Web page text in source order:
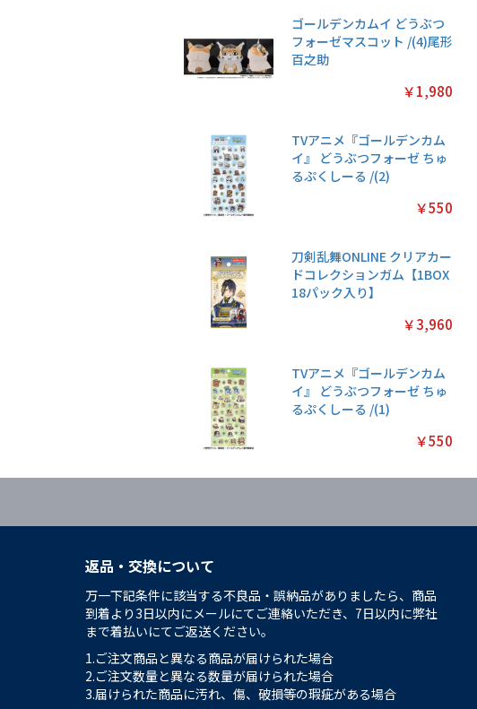
ゴールデンカムイ どうぶつ
フォーゼマスコット /(4)尾形
百之助
￥1,980
TVアニメ『ゴールデンカム
イ』 どうぶつフォーゼ ちゅ
るぷくしーる /(2)
￥550
刀剣乱舞ONLINE クリアカー
ドコレクションガム【1BOX
18パック入り】
￥3,960
TVアニメ『ゴールデンカム
イ』 どうぶつフォーゼ ちゅ
るぷくしーる /(1)
￥550
返品・交換について
万一下記条件に該当する不良品・誤納品がありましたら、商品
到着より3日以内にメールにてご連絡いただき、7日以内に弊社
まで着払いにてご返送ください。
1.ご注文商品と異なる商品が届けられた場合
2.ご注文数量と異なる数量が届けられた場合
3.届けられた商品に汚れ、傷、破損等の瑕疵がある場合